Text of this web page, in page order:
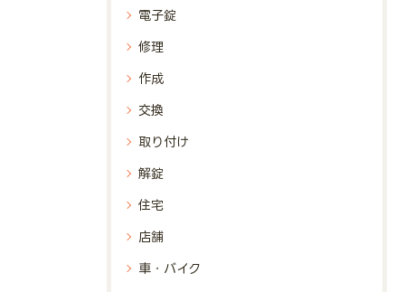
電子錠
修理
作成
交換
取り付け
解錠
住宅
店舗
車・バイク